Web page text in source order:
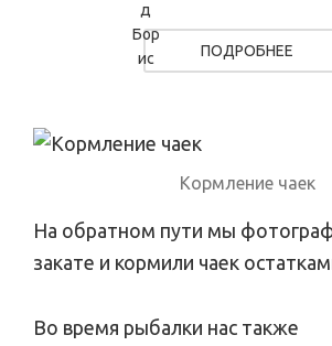
ПОДРОБНЕЕ
Кормление чаек
На обратном пути мы
закате и кормили чаек
Во время рыбалки нас также